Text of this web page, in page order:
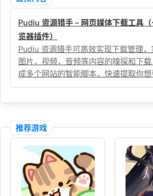
Pudiu 资源猎手 – 网页媒体下载工具
览器插件）
Pudiu 资源猎手可高效实现下载管理
图片，视频，音频等内容的嗅探和下
成多个网站的智能脚本，快速提取你想
推荐游戏